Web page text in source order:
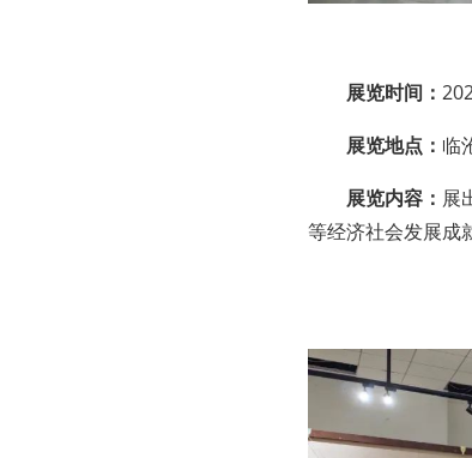
展览时间：
展览地点： 临
展览内容： 展
等经济社会发展成